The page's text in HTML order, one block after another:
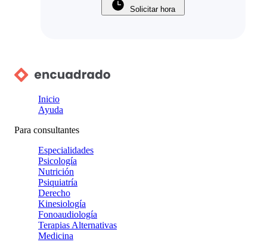
Solicitar hora
Inicio
Ayuda
Para consultantes
Especialidades
Psicología
Nutrición
Psiquiatría
Derecho
Kinesiología
Fonoaudiología
Terapias Alternativas
Medicina